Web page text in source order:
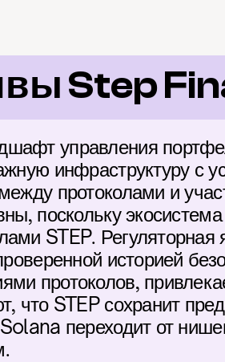
Step
управления
инфраструктуру с
протоколами и
поскольку
STEP. Регуляторная
историей
протоколов,
что STEP сохранит
переходит от